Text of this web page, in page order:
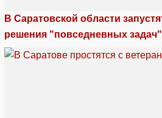
В Саратовской области
решения "повседневных задач"